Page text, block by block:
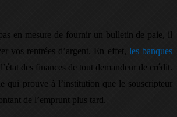
en mesure de fournir un bulletin de paie, il
vos rentrées d’argent. En effet, les banques
des finances de tout demandeur de crédit.
qui prouve à l’institution que le souscripteur
de l’emprunt plus tard.